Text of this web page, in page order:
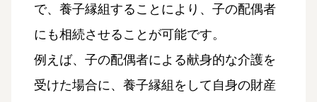
で、養子縁組することにより、子の配偶者
にも相続させることが可能です。
例えば、子の配偶者による献身的な介護を
受けた場合に、養子縁組をして自身の財産